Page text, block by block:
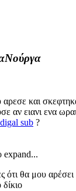
αρεσε και
αν ειανι ενα
sub ?
expand...
ότι θα μου αρέσει
δίκιο